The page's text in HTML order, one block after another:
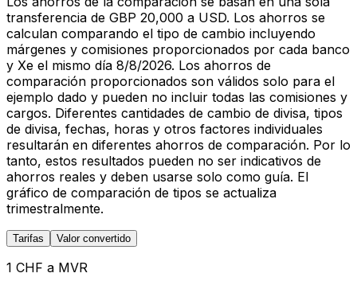
transferencia de GBP 20,000 a USD. Los ahorros se
calculan comparando el tipo de cambio incluyendo
márgenes y comisiones proporcionados por cada banco
y Xe el mismo día 8/8/2026. Los ahorros de
comparación proporcionados son válidos solo para el
ejemplo dado y pueden no incluir todas las comisiones y
cargos. Diferentes cantidades de cambio de divisa, tipos
de divisa, fechas, horas y otros factores individuales
resultarán en diferentes ahorros de comparación. Por lo
tanto, estos resultados pueden no ser indicativos de
ahorros reales y deben usarse solo como guía. El
gráfico de comparación de tipos se actualiza
trimestralmente.
Tarifas Valor convertido
1 CHF a MVR